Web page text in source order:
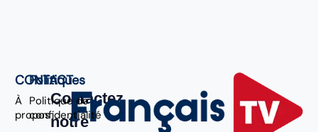
CONTACT
À
propos
Politiques
Politique de
confidentialité
Contactez
notre